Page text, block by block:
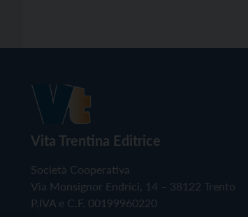
Vita Trentina Editrice
Società Cooperativa
Via Monsignor Endrici, 14 – 38122 Trento
P.IVA e C.F. 00199960220